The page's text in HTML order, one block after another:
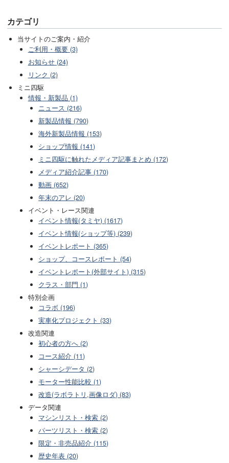
カテゴリ
当サイトのご案内・紹介
ご利用・概要 (3)
お知らせ (24)
リンク (2)
ミニ四駆
情報・新製品 (1)
ニュース (216)
新製品情報 (790)
海外新製品情報 (153)
ショップ情報 (141)
ミニ四駆に触れたメディア記事まとめ (172)
メディア紹介記事 (170)
動画 (652)
年末のアレ (20)
イベント・レース関連
イベント情報(タミヤ) (1617)
イベント情報(ショップ等) (239)
イベントレポート (365)
ショップ、コースレポート (54)
イベントレポート(外部サイト) (315)
クラス・部門 (1)
特別企画
コラボ (196)
実車化プロジェクト (33)
改造関連
初心者の方へ (2)
コース紹介 (11)
シャーシデータ (2)
モーター性能比較 (1)
改造(ラボラトリ,画像ロダ) (83)
データ関連
マシンリスト・検索 (2)
パーツリスト・検索 (2)
限定・非売品紹介 (115)
歴史年表 (20)